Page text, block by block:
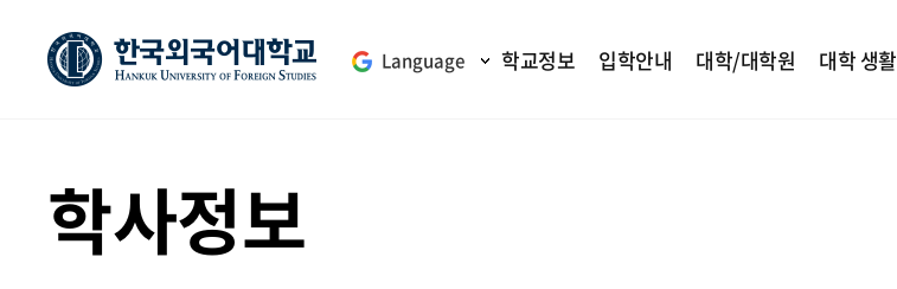
Language 학교정보 입학안내 대학/대학원 대학 생활
학사정보